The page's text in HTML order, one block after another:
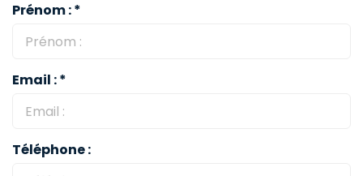
Prénom : *
Email : *
Téléphone :